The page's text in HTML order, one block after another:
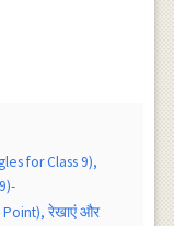
for Class 9),
Point), रेखाएं और